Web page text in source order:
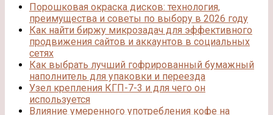
Порошковая окраска дисков: технология,
преимущества и советы по выбору в 2026 году
Как найти биржу микрозадач для эффективного
продвижения сайтов и аккаунтов в социальных
сетях
Как выбрать лучший гофрированный бумажный
наполнитель для упаковки и переезда
Узел крепления КГП-7-3 и для чего он
используется
Влияние умеренного употребления кофе на